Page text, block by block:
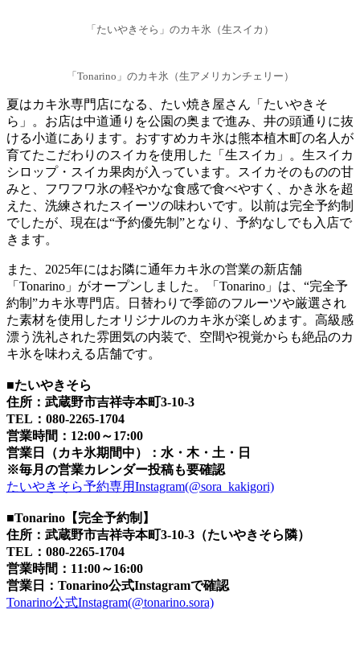
「たいやきそら」のカキ氷（生スイカ）
「Tonarino」のカキ氷（生アメリカンチェリー）
夏はカキ氷専門店になる、たい焼き屋さん「たいやきそ
ら」。お店は中道通りを公園の奥まで進み、井の頭通りに抜
ける小道にあります。おすすめカキ氷は熊本植木町の名人が
育てたこだわりのスイカを使用した「生スイカ」。生スイカ
シロップ・スイカ果肉が入っています。スイカそのものの甘
みと、フワフワ氷の軽やかな食感で食べやすく、かき氷を超
えた、洗練されたスイーツの味わいです。以前は完全予約制
でしたが、現在は“予約優先制”となり、予約なしでも入店で
きます。
また、2025年にはお隣に通年カキ氷の営業の新店舗
「Tonarino」がオープンしました。「Tonarino」は、“完全予
約制”カキ氷専門店。日替わりで季節のフルーツや厳選され
た素材を使用したオリジナルのカキ氷が楽しめます。高級感
漂う洗礼された雰囲気の内装で、空間や視覚からも絶品のカ
キ氷を味わえる店舗です。
■たいやきそら
住所：武蔵野市吉祥寺本町3-10-3
TEL：080-2265-1704
営業時間：12:00～17:00
営業日（カキ氷期間中）：水・木・土・日
※毎月の営業カレンダー投稿も要確認
たいやきそら予約専用Instagram(@sora_kakigori)
■Tonarino【完全予約制】
住所：武蔵野市吉祥寺本町3-10-3（たいやきそら隣）
TEL：080-2265-1704
営業時間：11:00～16:00
営業日：Tonarino公式Instagramで確認
Tonarino公式Instagram(@tonarino.sora)